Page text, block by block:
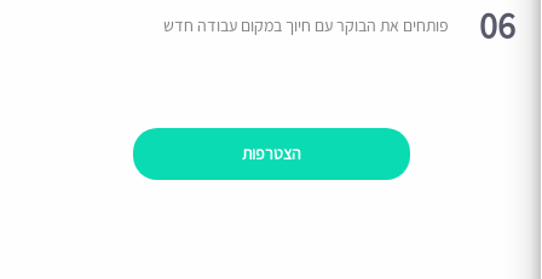
06 פותחים את הבוקר עם חיוך במקום עבודה חדש
הצטרפות